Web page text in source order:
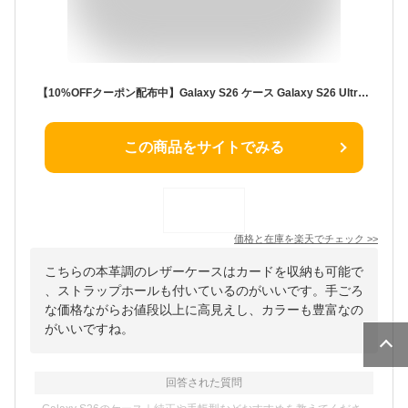
【10%OFFクーポン配布中】Galaxy S26 ケース Galaxy S26 Ultra S26+ 手帳型ケース Galaxy S25 S24 手帳型 S24 Ultra Galaxy A57 A55 ケース A55 5G A23 Galaxy S23 ケース Galaxy S22 ケース Galaxy A53 ケース S23 SC-51D SCG19 ギャラクシー ケース a53 SC-53C SCG15
この商品をサイトでみる
価格と在庫を楽天でチェック >>
こちらの本革調のレザーケースはカードを収納も可能で
、ストラップホールも付いているのがいいです。手ごろ
な価格ながらお値段以上に高見えし、カラーも豊富なの
がいいですね。
回答された質問